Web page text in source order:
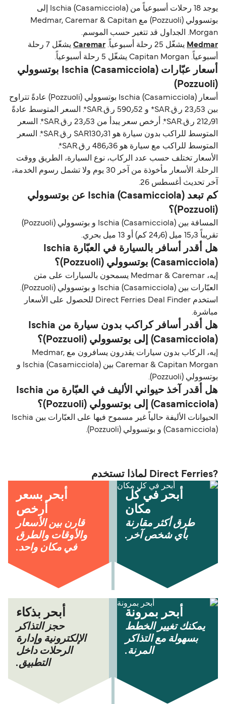
يوجد 18 رحلات أسبوعياً من Ischia (Casamicciola) إلى
بوتسوولي (Pozzuoli) مع Medmar, Caremar & Capitan
Morgan. الجداول قد تتغير حسب الموسم.
Medmar يشغّل 25 رحلة أسبوعياً. Caremar
يشغّل 7 رحلة
أسبوعياً. Capitan Morgan يشغّل 5 رحلة أسبوعياً.
أسعار عبّارات Ischia (Casamicciola) بوتسوولي
(Pozzuoli)
أسعار Ischia (Casamicciola) بوتسوولي (Pozzuoli) عادةً تتراوح
بين 23٫53 ر.ق.‏SAR* و 590٫52 ر.ق.‏SAR*. السعر المتوسط عادةً
212٫91 ر.ق.‏SAR*. أرخص سعر يبدأ من 23٫53 ر.ق.‏SAR*. السعر
المتوسط للراكب بدون سيارة هو SAR130٫31 ر.ق.‏SAR*. السعر
المتوسط للراكب مع سيارة هو 486٫36 ر.ق.‏SAR*.
الأسعار تختلف حسب عدد الركاب، نوع السيارة، الطريق ووقت
الرحلة. الأسعار مأخوذة من آخر 30 يوم ولا تشمل رسوم الخدمة،
آخر تحديث أغسطس 26.
كم تبعد Ischia (Casamicciola) عن بوتسوولي
(Pozzuoli)؟
المسافة بين Ischia (Casamicciola) و بوتسوولي (Pozzuoli)
تقريباً 15٫3 ميل (24٫6 كم) أو 13 ميل بحري.
هل أقدر أسافر بالسيارة في العبّارة Ischia
(Casamicciola) بوتسوولي (Pozzuoli)؟
إيه، Medmar & Caremar يسمحون بالسيارات على متن
العبّارات بين Ischia (Casamicciola) و بوتسوولي (Pozzuoli).
استخدم Direct Ferries Deal Finder للحصول على الأسعار
مباشرة.
هل أقدر أسافر كراكب بدون سيارة من Ischia
(Casamicciola) إلى بوتسوولي (Pozzuoli)؟
إيه، الركاب بدون سيارات يقدرون يسافرون مع Medmar,
Caremar & Capitan Morgan بين Ischia (Casamicciola) و
بوتسوولي (Pozzuoli).
هل أقدر آخذ حيواني الأليف في العبّارة من Ischia
(Casamicciola) إلى بوتسوولي (Pozzuoli)؟
الحيوانات الأليفة حالياً غير مسموح فيها على العبّارات بين Ischia
(Casamicciola) و بوتسوولي (Pozzuoli).
?Direct Ferries لماذا تستخدم
أبحر في كل
مكان
طرق أكثر مقارنة
بأي شخص آخر.
أبحر بسعر
أرخص
قارن بين الأسعار
والأوقات والطرق
في مكان واحد.
أبحر بمرونة
يمكنك تغيير الخطط
بسهولة مع التذاكر
المرنة.
أبحر بذكاء
حجز التذاكر
الإلكترونية وإدارة
الرحلات داخل
التطبيق.